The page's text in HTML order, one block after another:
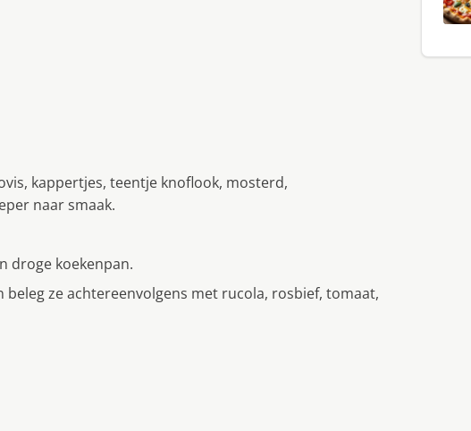
kappertjes, teentje knoflook, mosterd,
naar smaak.
droge koekenpan.
ze achtereenvolgens met rucola, rosbief, tomaat,